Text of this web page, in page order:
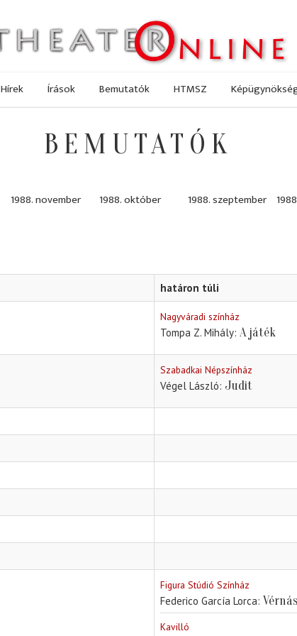
Hírek Írások Bemutatók HTMSZ
BEMUTATÓK
1988. november 1988. október 1988. szeptember
határon túli
Nagyváradi színház
Tompa Z. Mihály A játék
Szabadkai Népszínház
Végel László Judit
Figura Stúdió Színház
Federico García Lorca
Kavilló